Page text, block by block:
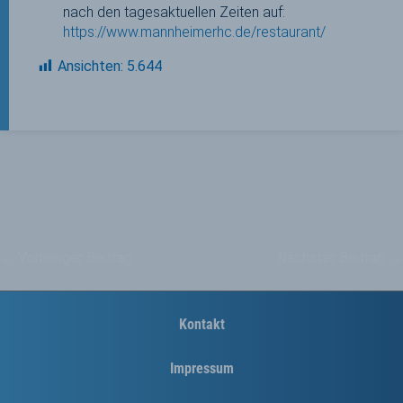
nach den tagesaktuellen Zeiten auf:
https://www.mannheimerhc.de/restaurant/
Ansichten: 5.644
Kontakt
Impressum